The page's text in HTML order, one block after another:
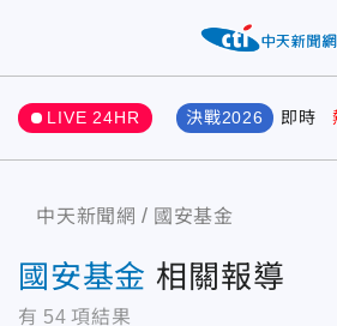
LIVE 24HR 決戰2026 即時
中天新聞網 國安基金
國安基金 相關報導
有 54 項結果